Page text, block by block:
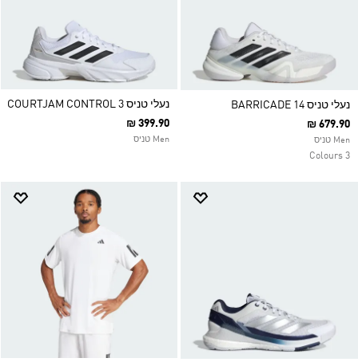
נעלי טניס BARRICADE 14
₪ 679.90
Men טניס
3 Colours
נעלי טניס COURTJAM CONTROL 3
₪ 399.90
Men טניס